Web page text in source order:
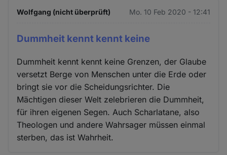
Wolfgang (nicht überprüft) Mo. 10 Feb 2020 - 12:41
Dummheit kennt kennt keine
Dummheit kennt kennt keine Grenzen, der Glaube
versetzt Berge von Menschen unter die Erde oder
bringt sie vor die Scheidungsrichter. Die
Mächtigen dieser Welt zelebrieren die Dummheit,
für ihren eigenen Segen. Auch Scharlatane, also
Theologen und andere Wahrsager müssen einmal
sterben, das ist Wahrheit.